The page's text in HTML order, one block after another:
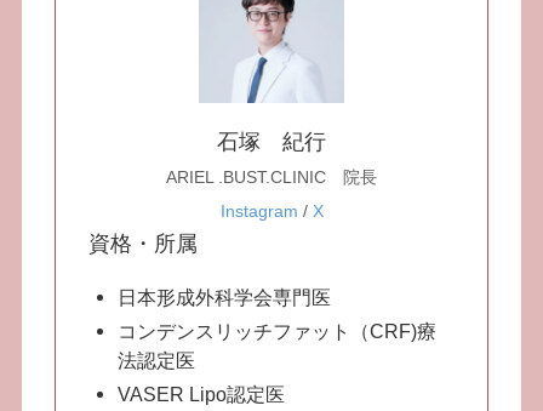
石塚 紀行
ARIEL .BUST.CLINIC 院長
Instagram / X
資格・所属
日本形成外科学会専門医
コンデンスリッチファット（CRF)療
法認定医
VASER Lipo認定医